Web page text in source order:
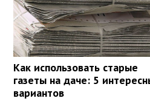
Как использовать старые
газеты на даче: 5
вариантов